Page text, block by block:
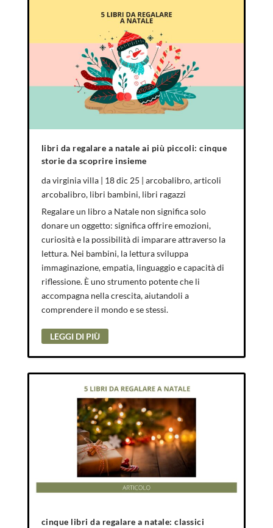
libri da regalare a natale ai più piccoli: cinque
storie da scoprire insieme
davirginia villa| 18 dic 25 | arcobalibro,articoli
arcobalibro, libri bambini, libri ragazzi
Regalare un libro a Natale non significa solo
donare un oggetto: significa offrire emozioni,
curiosità e la possibilità di imparare attraverso la
lettura. Nei bambini, la lettura sviluppa
immaginazione, empatia, linguaggio e capacità di
riflessione. È uno strumento potente che li
accompagna nella crescita, aiutandoli a
comprendere il mondo e se stessi.
LEGGI DI PIÙ
cinque libri da regalare a natale: classici